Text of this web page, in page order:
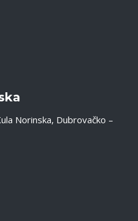
Norinska, Dubrovačko –